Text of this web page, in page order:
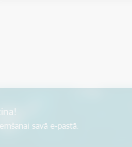
savā e-pastā.